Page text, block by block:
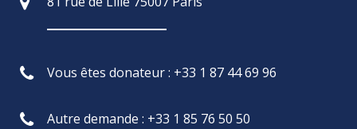
Vous êtes donateur : +33 1 87 44 69 96
Autre demande : +33 1 85 76 50 50